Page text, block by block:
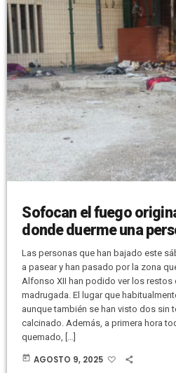
Sofocan el fuego
donde duerme una
Las personas que han bajado este
a pasear y han pasado por la zona
Alfonso XII han podido ver los restos
madrugada. El lugar que
aunque también se han visto dos sin
calcinado. Además, a primera hora
quemado, […]
today AGOSTO 9, 2025